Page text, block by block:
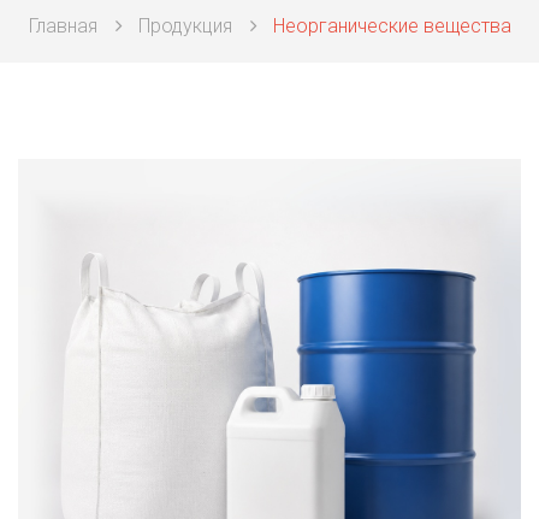
Главная Продукция Неорганические вещества